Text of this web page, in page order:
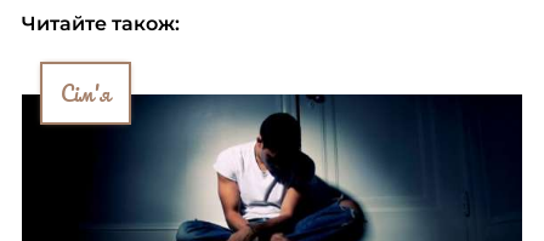
Читайте також:
Сім'я